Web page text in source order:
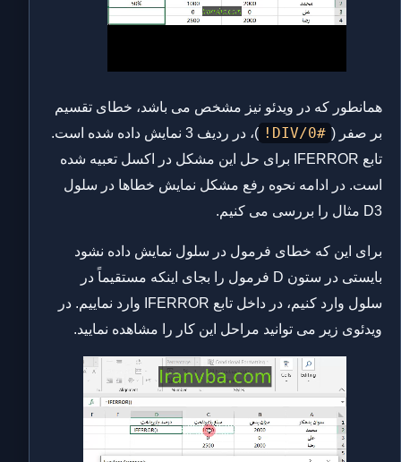
همانطور که در ویدئو نیز مشخص می باشد، خطای تقسیم
بر صفر ( #DIV/0!
)، در ردیف 3 نمایش داده شده است.
تابع IFERROR برای حل این مشکل در اکسل تعبیه شده
است. در ادامه نحوه رفع مشکل نمایش خطاها در سلول
‌D3 مثال را بررسی می کنیم.
برای این که خطای فرمول در سلول نمایش داده نشود
بایستی در ستون D فرمول را بجای اینکه مستقیماً در
سلول وارد کنیم، در داخل تابع IFERROR وارد نماییم. در
ویدئوی زیر می توانید مراحل این کار را مشاهده نمایید.